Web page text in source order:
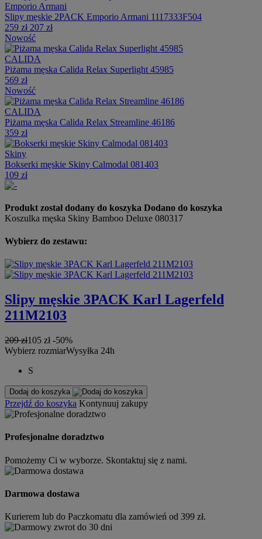
Emporio Armani
Slipy męskie 2PACK Emporio Armani 1117333F504
259 zł 207 zł
Nowość
CALIDA
Piżama męska Calida Relax Superlight 45985
569 zł
Nowość
CALIDA
Piżama męska Calida Relax Streamline 46186
359 zł
Skiny
Bokserki męskie Skiny Calmodal 081403
109 zł
Produkt został dodany do koszyka Dodano do koszyka
Koszulka męska Skiny Bamboo Deluxe 080317
Wybierz do zestawu:
Slipy męskie 3PACK Karl Lagerfeld
211M2103
209 zł105 zł-50%
Wybierz rozmiarWysyłka 24h
S
Dodaj do koszyka
Przejdź do koszyka Kontynuuj zakupy
Profesjonalne doradztwo
Pomożemy Ci w wyborze. Skontaktuj się z nami.
Darmowa dostawa
Kurierem lub do Paczkomatu dla zamówień od 399 zł.